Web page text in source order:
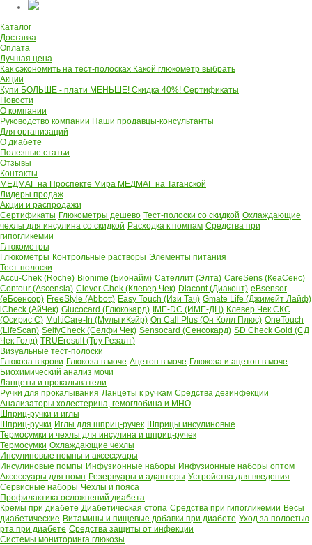
Каталог
Доставка
Оплата
Лучшая цена
Как сэкономить на тест-полосках Какой глюкометр выбрать
Акции
Купи БОЛЬШЕ - плати МЕНЬШЕ! Скидка 40%! Сертификаты
Новости
О компании
Руководство компании Наши продавцы-консультанты
Для организаций
О диабете
Полезные статьи
Отзывы
Контакты
МЕДМАГ на Проспекте Мира МЕДМАГ на Таганской
Лидеры продаж
Акции и распродажи
Сертификаты Глюкометры дешево Тест-полоски со скидкой Охлаждающие
чехлы для инсулина со скидкой Расходка к помпам Средства при
гипогликемии
Глюкометры
Глюкометры Контрольные растворы Элементы питания
Тест-полоски
Accu-Chek (Roche) Bionime (Бионайм) Сателлит (Элта) CareSens (КеаСенс)
Contour (Ascensia) Clever Chek (Клевер Чек) Diacont (Диаконт) eBsensor
(еБсенсор) FreeStyle (Abbott) Easy Touch (Изи Тач) Gmate Life (Джимейт Лайф)
iCheck (АйЧек) Glucocard (Глюкокард) IME-DC (ИМЕ-ДЦ) Клевер Чек СКС
(Осирис С) MultiCare-In (МультиКэйр) On Call Plus (Он Колл Плюс) OneTouch
(LifeScan) SelfyCheck (Селфи Чек) Sensocard (Сенсокард) SD Check Gold (СД
Чек Голд) TRUEresult (Тру Резалт)
Визуальные тест-полоски
Глюкоза в крови Глюкоза в моче Ацетон в моче Глюкоза и ацетон в моче
Биохимический анализ мочи
Ланцеты и прокалыватели
Ручки для прокалывания Ланцеты к ручкам Средства дезинфекции
Анализаторы холестерина, гемоглобина и МНО
Шприц-ручки и иглы
Шприц-ручки Иглы для шприц-ручек Шприцы инсулиновые
Термосумки и чехлы для инсулина и шприц-ручек
Термосумки Охлаждающие чехлы
Инсулиновые помпы и аксессуары
Инсулиновые помпы Инфузионные наборы Инфузионные наборы оптом
Аксессуары для помп Резервуары и адаптеры Устройства для введения
Сервисные наборы Чехлы и пояса
Профилактика осложнений диабета
Кремы при диабете Диабетическая стопа Средства при гипогликемии Весы
диабетические Витамины и пищевые добавки при диабете Уход за полостью
рта при диабете Средства защиты от инфекции
Системы мониторинга глюкозы